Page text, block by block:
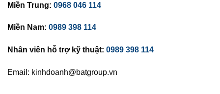
Miền Trung: 0968 046 114
Miền Nam: 0989 398 114
Nhân viên hỗ trợ kỹ thuật: 0989 398 114
Email: kinhdoanh@batgroup.vn